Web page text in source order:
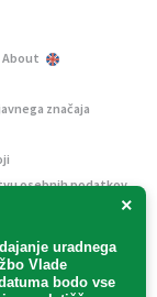
×
uradnega
Vlade
bodo vse
About
značaja
osebnih podatkov